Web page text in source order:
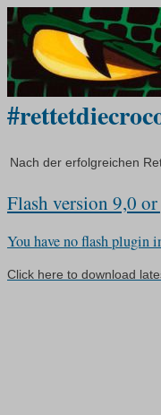
Nach der erfolgreichen
Flash version 9,0
You have no flash plugin
Click here to download